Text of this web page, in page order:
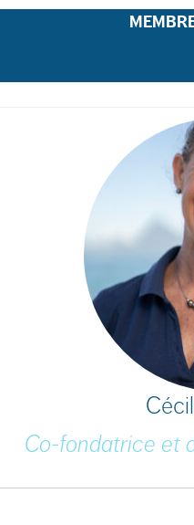
Co-fondatrice et